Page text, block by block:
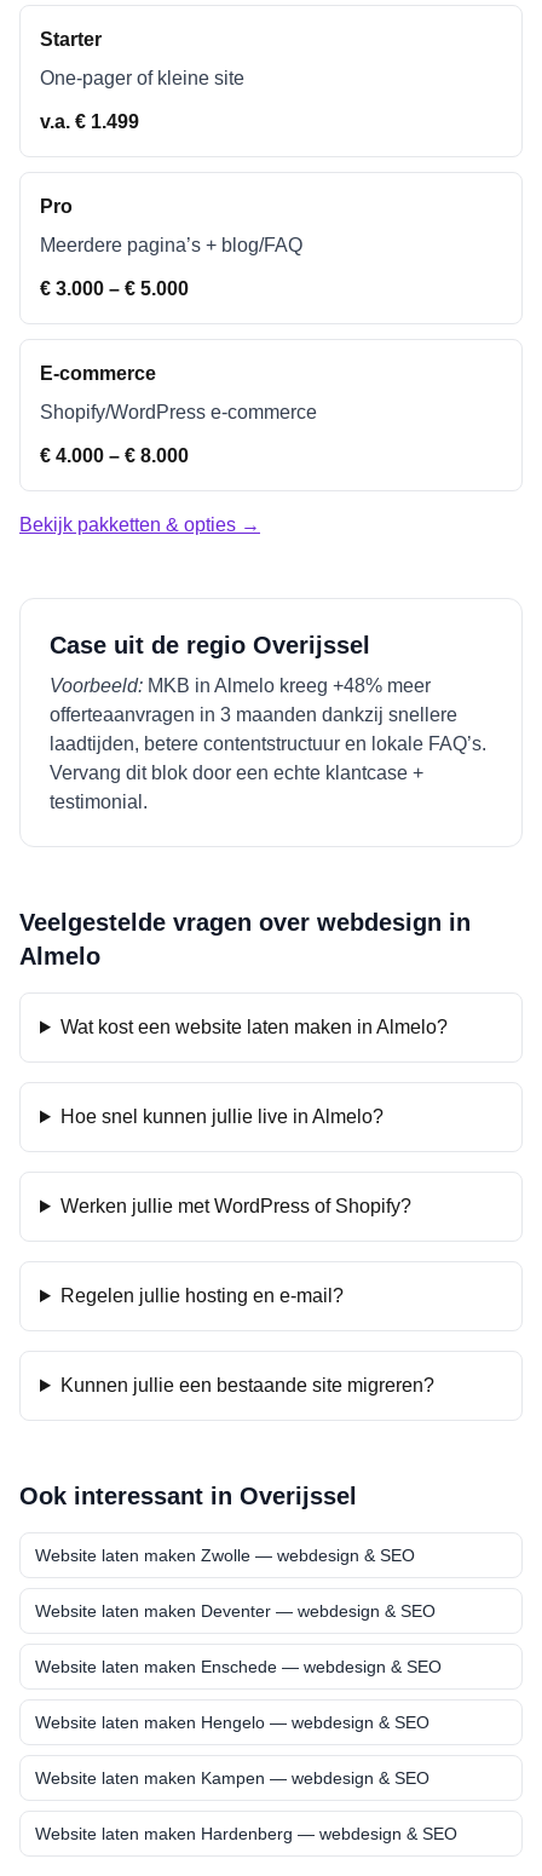
Starter
One-pager of kleine site
v.a. € 1.499
Pro
Meerdere pagina’s + blog/FAQ
€ 3.000 – € 5.000
E-commerce
Shopify/WordPress e-commerce
€ 4.000 – € 8.000
Bekijk pakketten & opties →
Case uit de regio Overijssel
Voorbeeld: MKB in Almelo kreeg +48% meer
offerteaanvragen in 3 maanden dankzij snellere
laadtijden, betere contentstructuur en lokale FAQ’s.
Vervang dit blok door een echte klantcase +
testimonial.
Veelgestelde vragen over webdesign in
Almelo
Wat kost een website laten maken in Almelo?
Hoe snel kunnen jullie live in Almelo?
Werken jullie met WordPress of Shopify?
Regelen jullie hosting en e-mail?
Kunnen jullie een bestaande site migreren?
Ook interessant in Overijssel
Website laten maken Zwolle — webdesign & SEO
Website laten maken Deventer — webdesign & SEO
Website laten maken Enschede — webdesign & SEO
Website laten maken Hengelo — webdesign & SEO
Website laten maken Kampen — webdesign & SEO
Website laten maken Hardenberg — webdesign & SEO